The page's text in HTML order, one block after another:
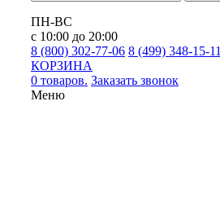
ПН-ВС
с 10:00 до 20:00
8 (800) 302-77-06 8 (499) 348-15-11
КОРЗИНА
0 товаров. Заказать звонок
Меню